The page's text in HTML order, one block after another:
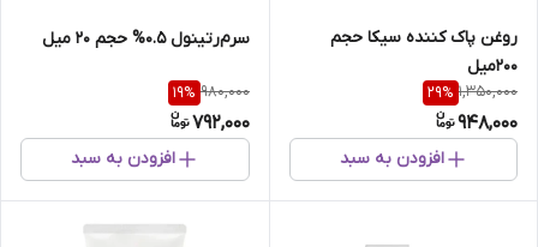
روغن پاک کننده سیکا حجم
200میل
1,350,000
29%
948,000
افزودن به سبد
سرم‌رتینول 0.5% حجم 20 میل
980,000
19%
792,000
افزودن به سبد